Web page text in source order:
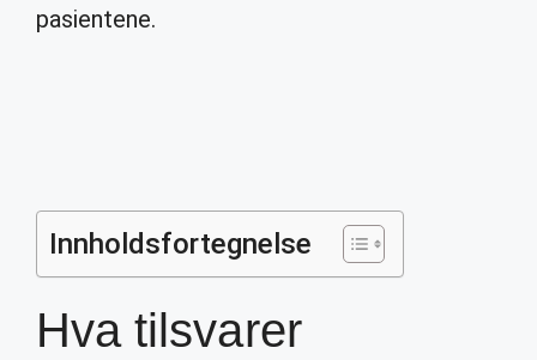
pasientene.
Innholdsfortegnelse
Hva tilsvarer